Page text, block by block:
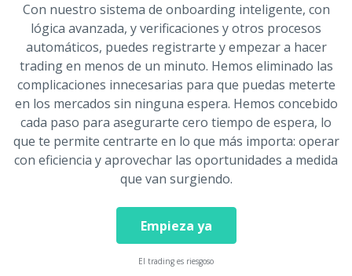
Con nuestro sistema de onboarding inteligente, con
lógica avanzada, y verificaciones y otros procesos
automáticos, puedes registrarte y empezar a hacer
trading en menos de un minuto. Hemos eliminado las
complicaciones innecesarias para que puedas meterte
en los mercados sin ninguna espera. Hemos concebido
cada paso para asegurarte cero tiempo de espera, lo
que te permite centrarte en lo que más importa: operar
con eficiencia y aprovechar las oportunidades a medida
que van surgiendo.
Empieza ya
El trading es riesgoso